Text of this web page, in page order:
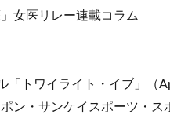
女医リレー連載コラム
「トワイライト・イブ」（
ン・サンケイスポーツ・